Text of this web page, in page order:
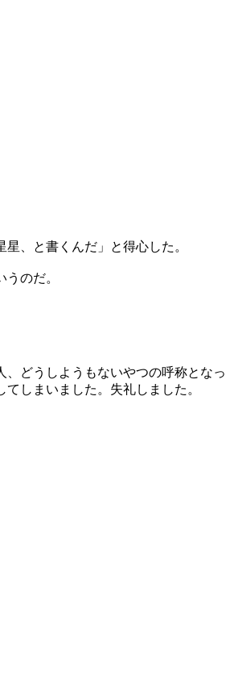
、と書くんだ」と得心した。
のだ。
どうしようもないやつの呼称となっ
しまいました。失礼しました。